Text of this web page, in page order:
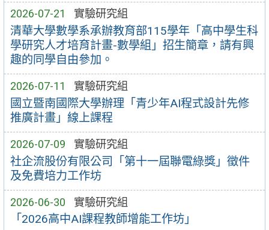
2026-07-21 實驗研究組
清華大學數學系承辦教育部115學年「高中學生科
學研究人才培育計畫-數學組」招生簡章，請有興
趣的同學自由參加。
2026-07-11 實驗研究組
國立暨南國際大學辦理「青少年AI程式設計先修
推廣計畫」線上課程
2026-07-09 實驗研究組
社企流股份有限公司「第十一屆聯電綠獎」徵件
及免費培力工作坊
2026-06-30 實驗研究組
「2026高中AI課程教師增能工作坊」